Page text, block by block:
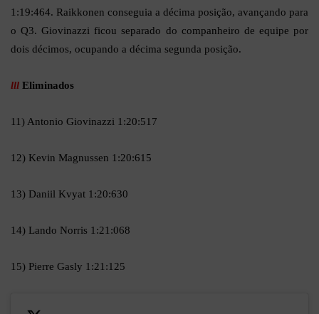
1:19:464. Raikkonen conseguia a décima posição, avançando para
o Q3. Giovinazzi ficou separado do companheiro de equipe por
dois décimos, ocupando a décima segunda posição.
lll Eliminados
11) Antonio Giovinazzi 1:20:517
12) Kevin Magnussen 1:20:615
13) Daniil Kvyat 1:20:630
14) Lando Norris 1:21:068
15) Pierre Gasly 1:21:125